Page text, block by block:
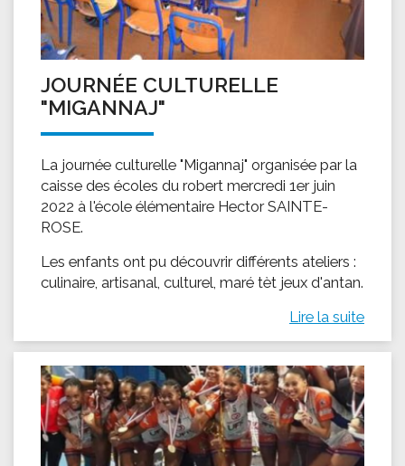
JOURNÉE CULTURELLE
"MIGANNAJ"
La journée culturelle "Migannaj" organisée par la
caisse des écoles du robert mercredi 1er juin
2022 à l'école élémentaire Hector SAINTE-
ROSE.
Les enfants ont pu découvrir différents ateliers :
culinaire, artisanal, culturel, maré tèt jeux d'antan.
Lire la suite